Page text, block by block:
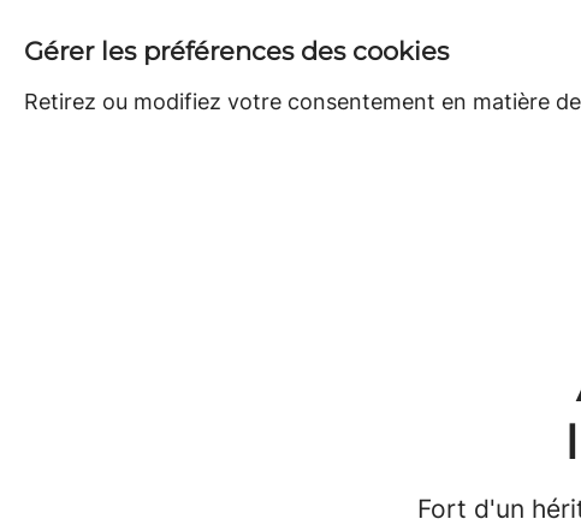
Gérer les préférences des cookies
Retirez ou modifiez votre consentement en matière
Fort d'un